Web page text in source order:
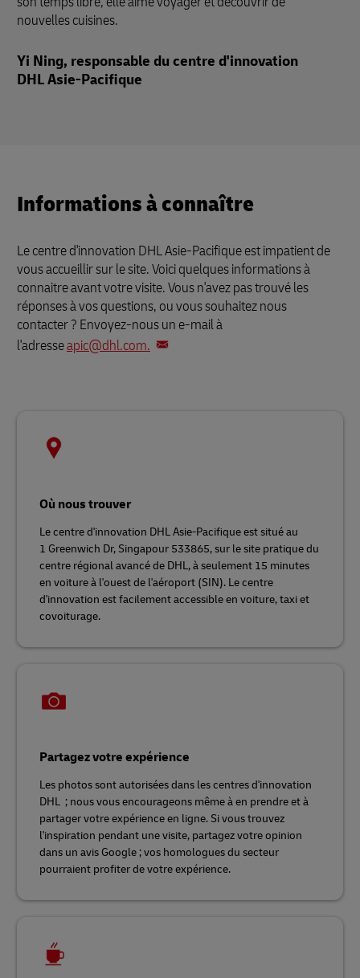
nouvelles cuisines.
Yi Ning, responsable du centre d'innovation
DHL Asie-Pacifique
Informations à connaître
Le centre d'innovation DHL Asie-Pacifique est impatient de
vous accueillir sur le site. Voici quelques informations à
connaitre avant votre visite. Vous n'avez pas trouvé les
réponses à vos questions, ou vous souhaitez nous
contacter ? Envoyez-nous un e-mail à
l'adresseapic@dhl.com.
Où nous trouver
Le centre d'innovation DHL Asie-Pacifique est situé au
1 Greenwich Dr, Singapour 533865, sur le site pratique du
centre régional avancé de DHL, à seulement 15 minutes
en voiture à l'ouest de l'aéroport (SIN). Le centre
d'innovation est facilement accessible en voiture, taxi et
covoiturage.
Partagez votre expérience
Les photos sont autorisées dans les centres d'innovation
DHL ; nous vous encourageons même à en prendre et à
partager votre expérience en ligne. Si vous trouvez
l'inspiration pendant une visite, partagez votre opinion
dans un avis Google ; vos homologues du secteur
pourraient profiter de votre expérience.